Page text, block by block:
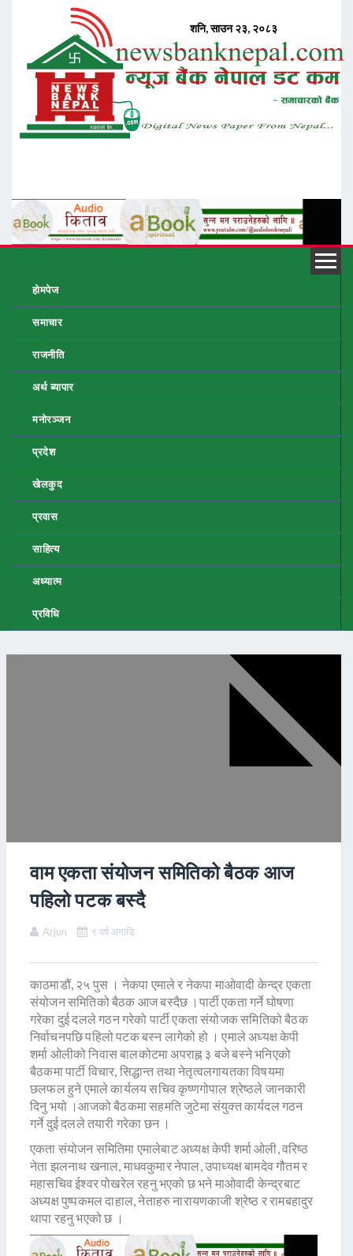
होमपेज
समाचार
राजनीति
अर्थ ब्यापार
मनोरञ्जन
प्रदेश
खेलकुद
प्रवास
साहित्य
अध्यात्म
प्रविधि
वाम एकता संयोजन समितिको बैठक आज
पहिलो पटक बस्दै
Arjun ९ वर्ष अगाडि
काठमाडौं, २५ पुस । नेकपा एमाले र नेकपा माओवादी केन्द्र एकता
संयोजन समितिको बैठक आज बस्दैछ ।पार्टी एकता गर्ने घोषणा
गरेका दुई दलले गठन गरेको पार्टी एकता संयोजक समितिको बैठक
निर्वाचनपछि पहिलो पटक बस्न लागेको हो । एमाले अध्यक्ष केपी
शर्मा ओलीको निवास बालकोटमा अपराह्न ३ बजे बस्ने भनिएको
बैठकमा पार्टी विचार, सिद्धान्त तथा नेतृत्वलगायतका विषयमा
छलफल हुने एमाले कार्यलय सचिव कृष्णगोपाल श्रेष्ठले जानकारी
दिनु भयो ।आजको बैठकमा सहमति जुटेमा संयुक्त कार्यदल गठन
गर्ने दुई दलले तयारी गरेका छन ।
एकता संयोजन समितिमा एमालेबाट अध्यक्ष केपी शर्मा ओली, वरिष्ठ
नेता झलनाथ खनाल, माधवकुमार नेपाल, उपाध्यक्ष बामदेव गौतम र
महासचिव ईश्वर पोखरेल रहनु भएको छ भने माओवादी केन्द्रबाट
अध्यक्ष पुष्पकमल दाहाल, नेताहरु नारायणकाजी श्रेष्ठ र रामबहादुर
थापा रहनु भएको छ ।